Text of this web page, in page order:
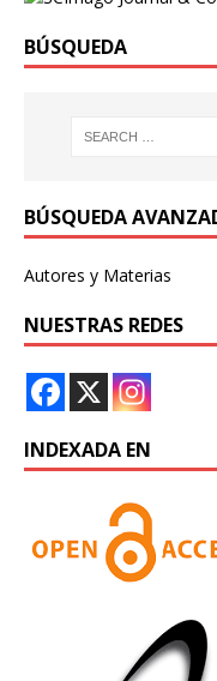
BÚSQUEDA
BÚSQUEDA
Autores y Materias
NUESTRAS REDES
INDEXADA EN